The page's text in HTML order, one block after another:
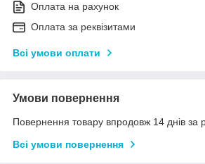
Оплата на рахунок
Оплата за реквізитами
Всі умови оплати
Умови повернення
Повернення товару впродовж 14 днів за
Всі умови повернення